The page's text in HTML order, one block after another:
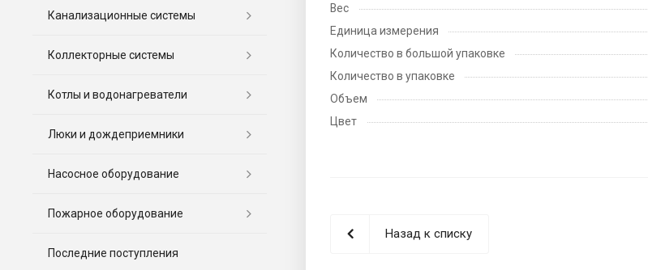
Вес
Единица измерения
Количество в большой упаковке
Количество в упаковке
Объем
Цвет
Назад к списку
Канализационные системы
Коллекторные системы
Котлы и водонагреватели
Люки и дождеприемники
Насосное оборудование
Пожарное оборудование
Последние поступления